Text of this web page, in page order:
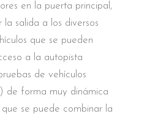
en la puerta principal,
salida a los diversos
que se pueden
a la autopista
de vehículos
de forma muy dinámica
se puede combinar la